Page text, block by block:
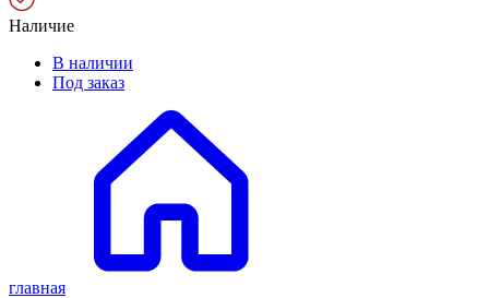
Наличие
В наличии
Под заказ
главная